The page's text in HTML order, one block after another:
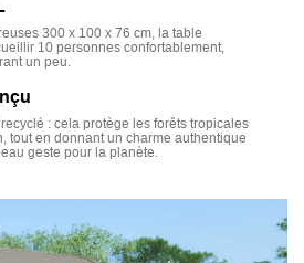
ambiance authentique et
300 x 100 x 76 cm, la table
10 personnes confortablement,
un peu.
: cela protège les forêts tropicales
tout en donnant un charme authentique
geste pour la planète.